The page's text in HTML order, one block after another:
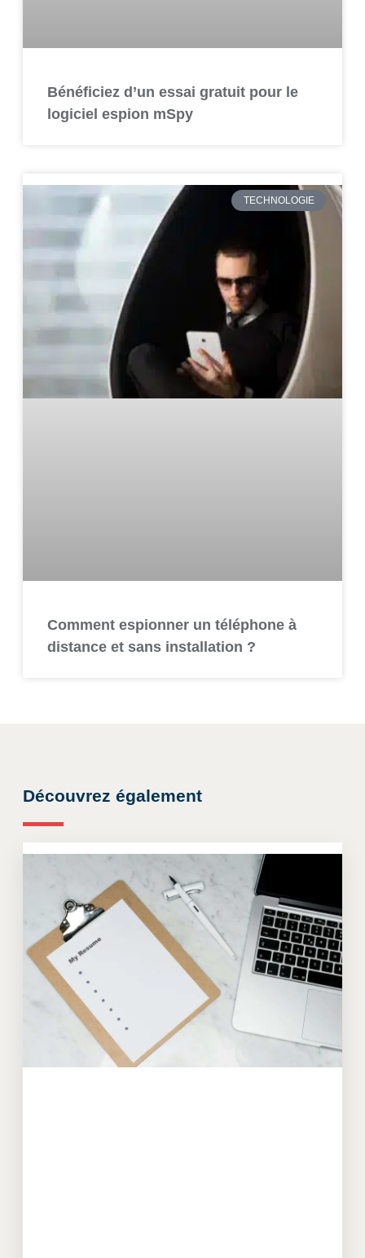
Bénéficiez d’un essai gratuit pour le
logiciel espion mSpy
TECHNOLOGIE
Comment espionner un téléphone à
distance et sans installation ?
Découvrez également